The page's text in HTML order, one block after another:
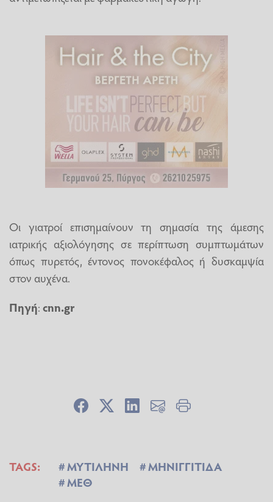
Οι γιατροί επισημαίνουν τη σημασία της άμεσης
ιατρικής αξιολόγησης σε περίπτωση συμπτωμάτων
όπως πυρετός, έντονος πονοκέφαλος ή δυσκαμψία
στον αυχένα.
Πηγή:cnn.gr
TAGS: ΜΥΤΙΛΗΝΗ
ΜΗΝΙΓΓΙΤΙΔΑ
ΜΕΘ